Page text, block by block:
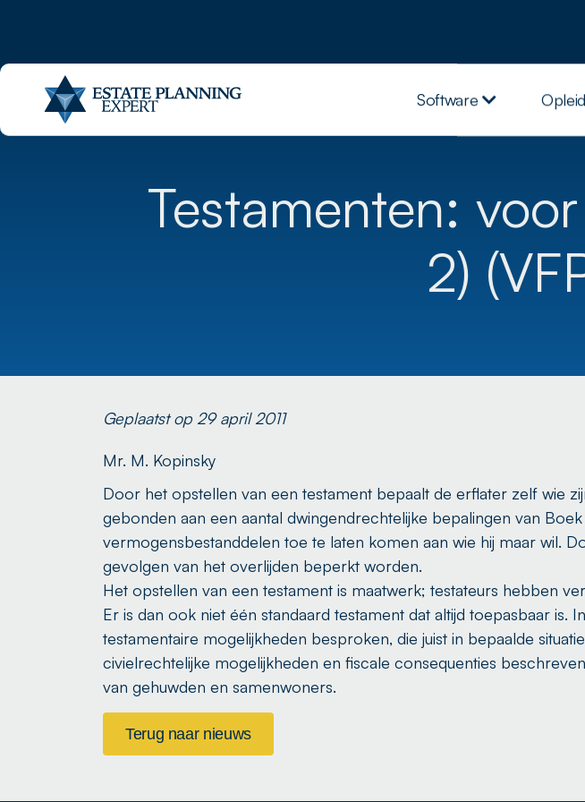
Software
Testamenten:
2)
Geplaatst op 29 april 2011
Mr. M. Kopinsky
Door het opstellen van een testament bepaalt de erflater zelf wie
gebonden aan een aantal dwingendrechtelijke bepalingen van
vermogensbestanddelen toe te laten komen aan wie hij maar wil.
gevolgen van het overlijden beperkt worden.
Het opstellen van een testament is maatwerk; testateurs hebben
Er is dan ook niet één standaard testament dat altijd toepasbaar is.
testamentaire mogelijkheden besproken, die juist in bepaalde
civielrechtelijke mogelijkheden en fiscale consequenties
van gehuwden en samenwoners.
Terug naar nieuws